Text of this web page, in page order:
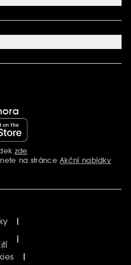
zde
na stránceAkční nabídky